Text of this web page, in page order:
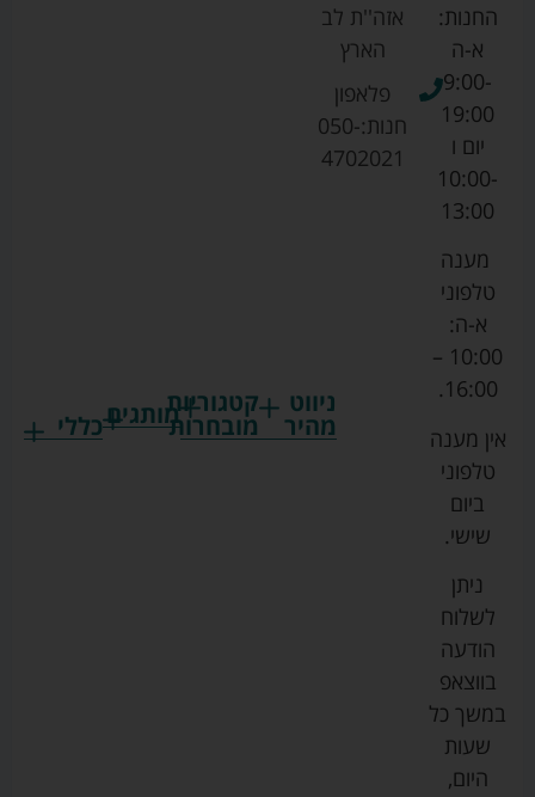
ניווט
מהיר
קטגוריות
מובחרותמותגים
גרקו
כללי
אזה''ת לב
הארץ
פלאפון
חנות:050-
4702021
החנות:
א-ה
9:00-
19:00
יום ו
10:00-
13:00
מענה
טלפוני
א-ה:
10:00 –
16:00.
אין מענה
טלפוני
ביום
שישי.
ניתן
לשלוח
הודעה
בווצאפ
במשך כל
שעות
היום,